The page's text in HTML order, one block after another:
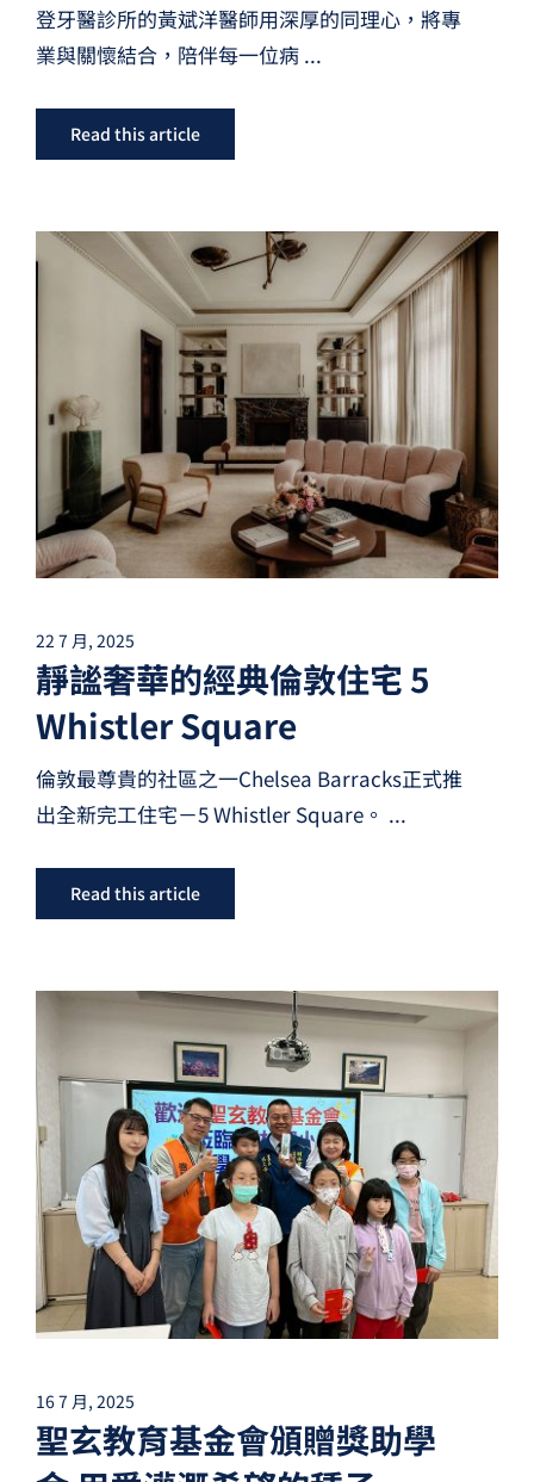
登牙醫診所的黃斌洋醫師用深厚的同理心，將專
業與關懷結合，陪伴每一位病 ...
Read this article
22 7 月, 2025
靜謐奢華的經典倫敦住宅 5
Whistler Square
倫敦最尊貴的社區之一Chelsea Barracks正式推
出全新完工住宅－5 Whistler Square。 ...
Read this article
16 7 月, 2025
聖玄教育基金會頒贈獎助學